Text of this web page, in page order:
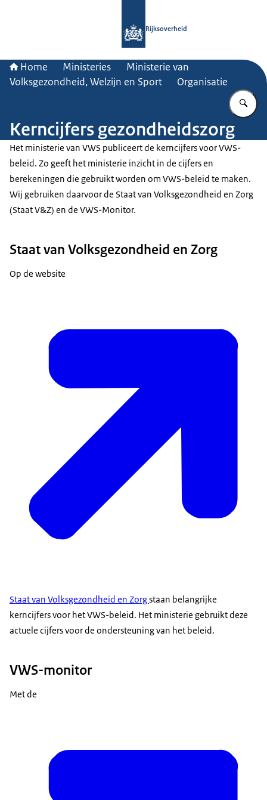
Rijksoverheid
Home Ministeries
Ministerie van
Volksgezondheid, Welzijn en Sport
Organisatie
Kerncijfers gezondheidszorg
Het ministerie van VWS publiceert de kerncijfers voor VWS-
beleid. Zo geeft het ministerie inzicht in de cijfers en
berekeningen die gebruikt worden om VWS-beleid te maken.
Wij gebruiken daarvoor de Staat van Volksgezondheid en Zorg
(Staat V&Z) en de VWS-Monitor.
Staat van Volksgezondheid en Zorg
Op de website
Staat van Volksgezondheid en Zorgstaan belangrijke
kerncijfers voor het VWS-beleid. Het ministerie gebruikt deze
actuele cijfers voor de ondersteuning van het beleid.
VWS-monitor
Met de